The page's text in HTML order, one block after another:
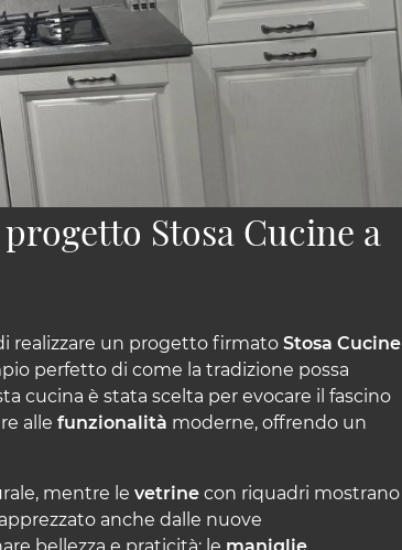
Stosa Cucine a
realizzare un progetto firmato Stosa Cucine
perfetto di come la tradizione possa
cucina è stata scelta per evocare il fascino
alle funzionalità moderne, offrendo un
mentre le vetrine con riquadri mostrano
anche dalle nuove
bellezza e praticità: le maniglie